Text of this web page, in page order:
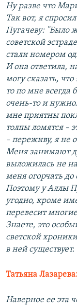
Ну разве что
Так вот, я
Пугачеву: "Было
советской
стали номером
И она ответила,
могу сказать,
то по мне всегда
очень-то и
мне приятны
толпы ломятся –
– переживу, я не
Меня занимают
выложилась не
меня огорчать
Поэтому у Аллы
угодно, кроме
перевесит
Знаете, это
светской
в ней существует.
Татьяна Лазарева:
Наверное ее эта